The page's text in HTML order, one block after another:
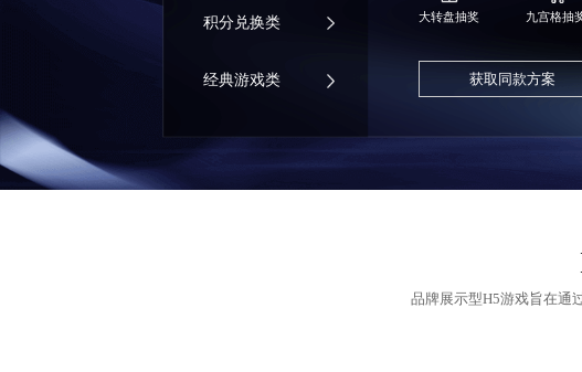
积分兑换类
经典游戏类
大转盘抽奖 九宫格抽
获取同款方案
品牌展示型H5游戏旨在通